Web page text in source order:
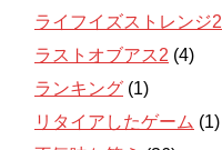
ライフイズストレンジ2
ラストオブアス2 (4)
ランキング (1)
リタイアしたゲーム (1)